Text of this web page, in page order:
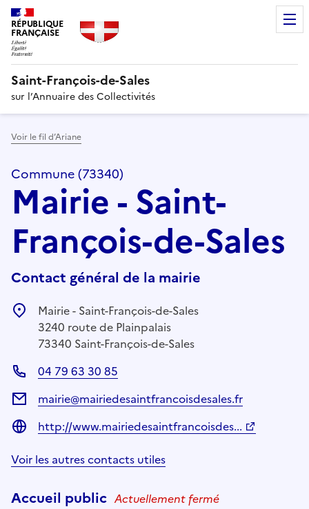
RÉPUBLIQUE
FRANÇAISE
Saint-François-de-Sales
sur l’Annuaire des Collectivités
Voir le fil d’Ariane
Commune (73340)
Mairie - Saint-
François-de-Sales
Contact général de la mairie
Mairie - Saint-François-de-Sales
3240 route de Plainpalais
73340 Saint-François-de-Sales
04 79 63 30 85
mairie@mairiedesaintfrancoisdesales.fr
http://www.mairiedesaintfrancoisdes...
Voir les autres contacts utiles
Accueil public Actuellement fermé